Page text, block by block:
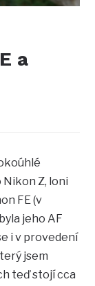
a
Z, loni
FE (v
jeho AF
i v provedení
jsem
teď stojí cca